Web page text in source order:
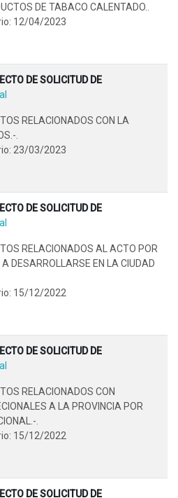
DE TABACO CALENTADO..
12/04/2023
DE SOLICITUD DE
RELACIONADOS CON LA
.
23/03/2023
DE SOLICITUD DE
RELACIONADOS AL ACTO POR
DESARROLLARSE EN LA CIUDAD
15/12/2022
DE SOLICITUD DE
RELACIONADOS CON
A LA PROVINCIA POR
.
15/12/2022
DE SOLICITUD DE